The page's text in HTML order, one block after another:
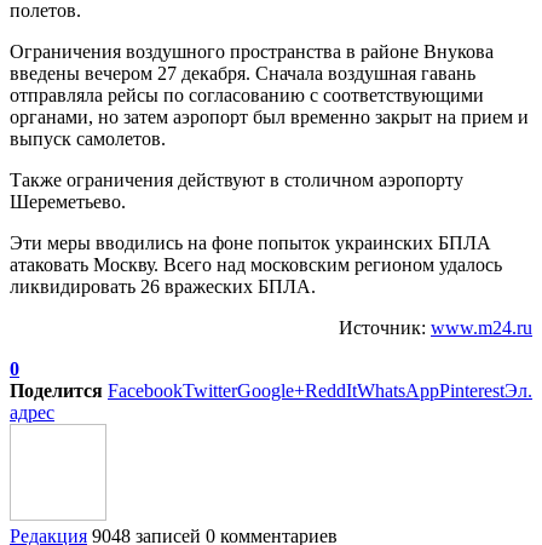
полетов.
Ограничения воздушного пространства в районе Внукова
введены вечером 27 декабря. Сначала воздушная гавань
отправляла рейсы по согласованию с соответствующими
органами, но затем аэропорт был временно закрыт на прием и
выпуск самолетов.
Также ограничения действуют в столичном аэропорту
Шереметьево.
Эти меры вводились на фоне попыток украинских БПЛА
атаковать Москву. Всего над московским регионом удалось
ликвидировать 26 вражеских БПЛА.
Источник: www.m24.ru
0
Поделится FacebookTwitterGoogle+ReddItWhatsAppPinterestЭл.
адрес
Редакция 9048 записей 0 комментариев